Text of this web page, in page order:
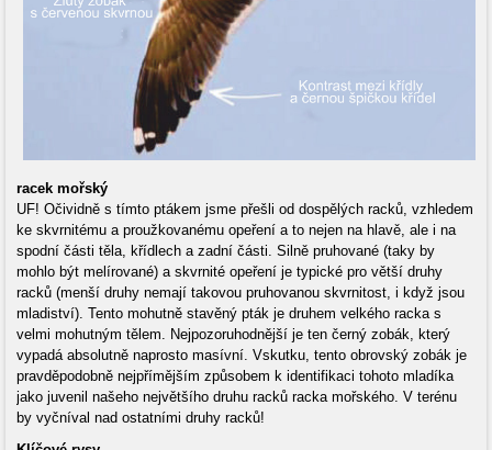
racek mořský
UF! Očividně s tímto ptákem jsme přešli od dospělých racků, vzhledem
ke skvrnitému a proužkovanému opeření a to nejen na hlavě, ale i na
spodní části těla, křídlech a zadní části. Silně pruhované (taky by
mohlo být melírované) a skvrnité opeření je typické pro větší druhy
racků (menší druhy nemají takovou pruhovanou skvrnitost, i když jsou
mladiství). Tento mohutně stavěný pták je druhem velkého racka s
velmi mohutným tělem. Nejpozoruhodnější je ten černý zobák, který
vypadá absolutně naprosto masívní. Vskutku, tento obrovský zobák je
pravděpodobně nejpřímějším způsobem k identifikaci tohoto mladíka
jako juvenil našeho největšího druhu racků racka mořského. V terénu
by vyčníval nad ostatními druhy racků!